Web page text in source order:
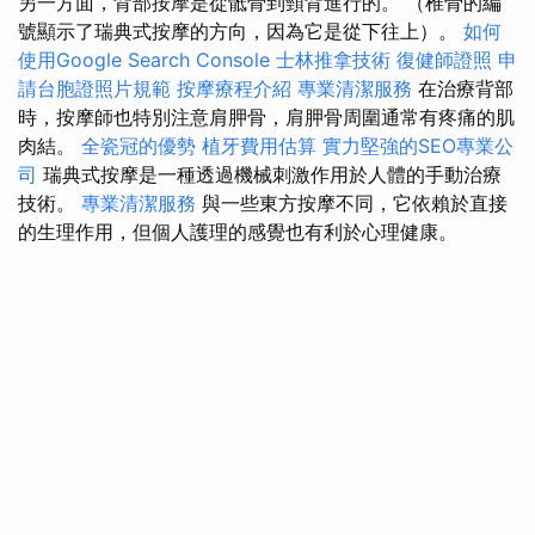
號顯示了瑞典式按摩的方向，因為它是從下往上）。 如何
使用Google Search Console 士林推拿技術 復健師證照 申
請台胞證照片規範 按摩療程介紹 專業清潔服務 在治療背部
時，按摩師也特別注意肩胛骨，肩胛骨周圍通常有疼痛的肌
肉結。 全瓷冠的優勢 植牙費用估算 實力堅強的SEO專業公
司 瑞典式按摩是一種透過機械刺激作用於人體的手動治療
技術。 專業清潔服務 與一些東方按摩不同，它依賴於直接
的生理作用，但個人護理的感覺也有利於心理健康。